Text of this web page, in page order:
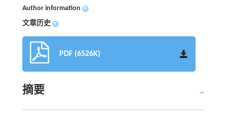
Author information +
文章历史 +
PDF (6526K)
摘要